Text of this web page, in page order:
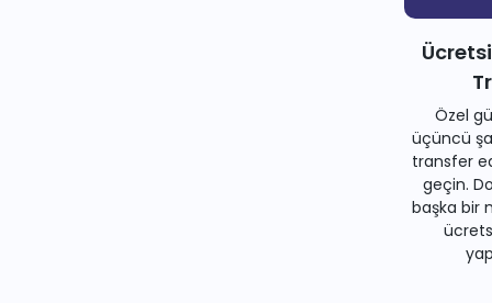
Özel
üçüncü
transfer
geçin.
başka bir